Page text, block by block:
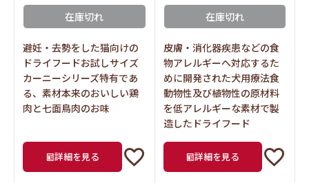
在庫切れ
避妊・去勢をした猫向けの
ドライフードお試しサイズ
カーニーシリーズ特有であ
る、素材本来のおいしい鶏
肉と七面鳥肉のお味
詳細を見る
在庫切れ
皮膚・消化器疾患などの食
物アレルギーへ対応するた
めに開発された犬用療法食
動物性及び植物性の原材料
を低アレルギーな素材で製
造したドライフード
詳細を見る